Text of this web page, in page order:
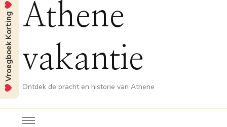
Athene
vakantie
Ontdek de pracht en historie van Athene
Vroegboek Korting